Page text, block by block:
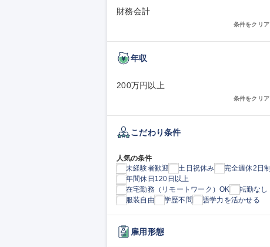
財務会計
条件をクリア
年収
200万円以上
条件をクリア
こだわり条件
人気の条件
未経験者歓迎
土日祝休み
完全週休2日制
年間休日120日以上
在宅勤務（リモートワーク）OK
転勤なし
服装自由
学歴不問 語学力を活かせる
雇用形態